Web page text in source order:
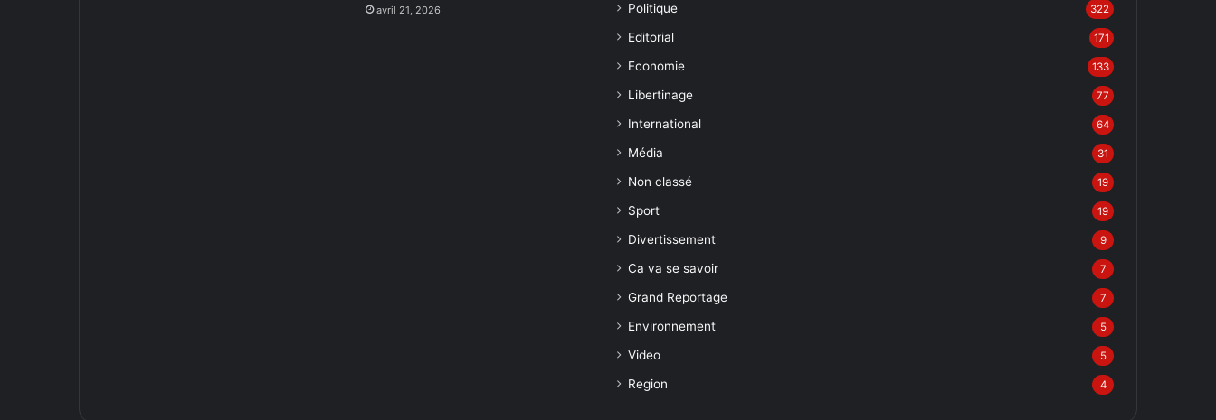
avril 21, 2026 Politique 322
Editorial 171
Economie 133
Libertinage 77
International 64
Média 31
Non classé 19
Sport 19
Divertissement 9
Ca va se savoir 7
Grand Reportage 7
Environnement 5
Video 5
Region 4